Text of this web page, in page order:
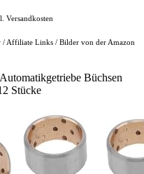
Versandkosten
Affiliate Links / Bilder von der Amazon
Büchsen
Stücke